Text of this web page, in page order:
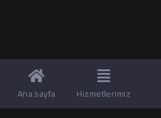
Ana sayfa Hizmetlerimiz